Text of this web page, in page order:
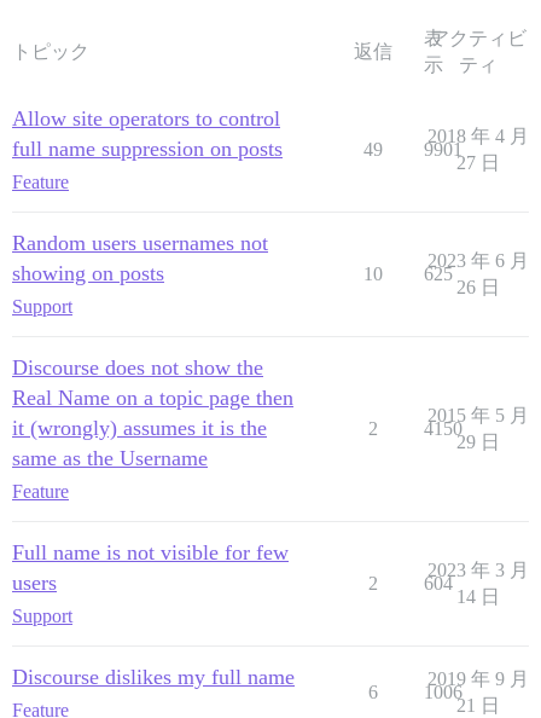
トピック 返信
表
示
アクティビ
ティ
Allow site operators to control
full name suppression on posts
Feature
49 9901
2018 年 4 月
27 日
Random users usernames not
showing on posts
Support
10 625
2023 年 6 月
26 日
Discourse does not show the
Real Name on a topic page then
it (wrongly) assumes it is the
same as the Username
Feature
2 4150
2015 年 5 月
29 日
Full name is not visible for few
users
Support
2 604
2023 年 3 月
14 日
Discourse dislikes my full name
Feature
6 1006
2019 年 9 月
21 日